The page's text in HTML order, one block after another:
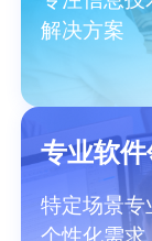
解决方案
专业软
特定场景
个性化需求